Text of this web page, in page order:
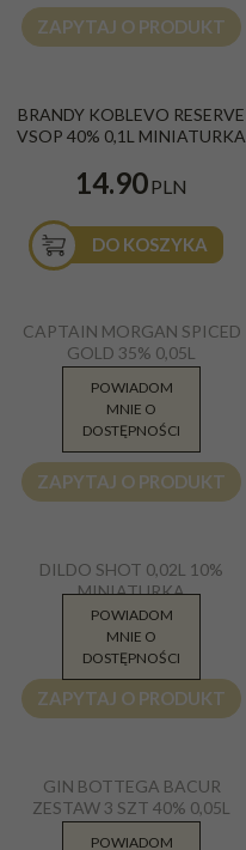
ZAPYTAJ O PRODUKT
40%
Kraj: Ukraina
BRANDY KOBLEVO RESERVE
VSOP 40% 0,1L MINIATURKA
14.90PLN
DO KOSZYKA
Gold miniaturka 50ml 35%
Karaiby
CAPTAIN MORGAN SPICED
GOLD 35% 0,05L
MINIATURKA
12.50PLN
ZAPYTAJ O PRODUKT
POWIADOM
MNIE O
DOSTĘPNOŚCI
buteleczka) miniaturka
DILDO SHOT 0,02L 10%
MINIATURKA
12.00PLN
ZAPYTAJ O PRODUKT
POWIADOM
MNIE O
DOSTĘPNOŚCI
sztuki 0,05l 40%
GIN BOTTEGA BACUR
ZESTAW 3 SZT 40% 0,05L
MINIATURKI
POWIADOM